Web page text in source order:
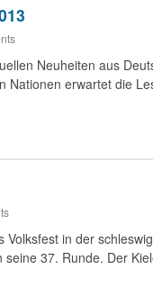
Neuheiten aus
Nationen erwartet die
Volksfest in der
37. Runde. Der